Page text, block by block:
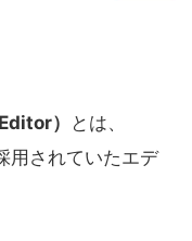
）
とは、
用されていたエデ